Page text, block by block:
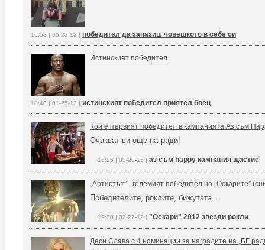
16:58 | 05-23-13 | победител да запазиш човешкото в себе си
Истинският победител
10:40 | 01-25-13 | истинският победител приятел боец
Кой е първият победител в кампанията Аз съм
Очакват ви още награди!
16:25 | 03-20-15 | аз съм happy кампания щастие
„Артистът” - големият победител на „Оскарите”
Победителите, роклите, бижутата…
19:30 | 02-27-12 | "Оскари" 2012 звезди рокли
Деси Слава с 4 номинации за наградите на „БГ